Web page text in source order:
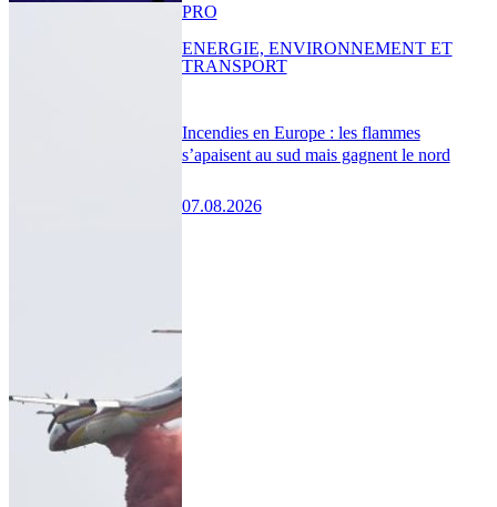
Incendies en Europe : les flammes
s’apaisent au sud mais gagnent le nord
07.08.2026
PRO
ENERGIE, ENVIRONNEMENT ET
TRANSPORT